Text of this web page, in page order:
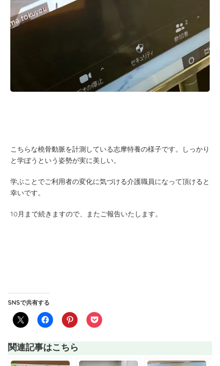
こちらな橈骨動脈を計測している志摩特養の様子です。しっかり
と学ぼうという姿勢が実に美しい。
学ぶことでご利用者の変化に気づける介護職員になって頂けると
幸いです。
10月まで続きますので、またご報告いたします。
SNSで共有する
関連記事はこちら